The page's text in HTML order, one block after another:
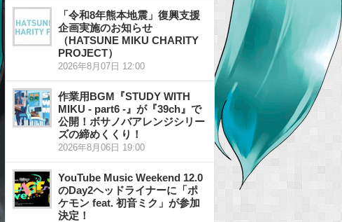
「令和8年熊本地震」復興支援
企画実施のお知らせ
（HATSUNE MIKU CHARITY
PROJECT）
2026年8月07日 12:00
作業用BGM『STUDY WITH
MIKU - part6 -』が『39ch』で
公開！ボサノバアレンジシリー
ズの締めくくり！
2026年8月06日 19:00
YouTube Music Weekend 12.0
のDay2ヘッドライナーに「ポ
ケモン feat. 初音ミク」が参加
決定！